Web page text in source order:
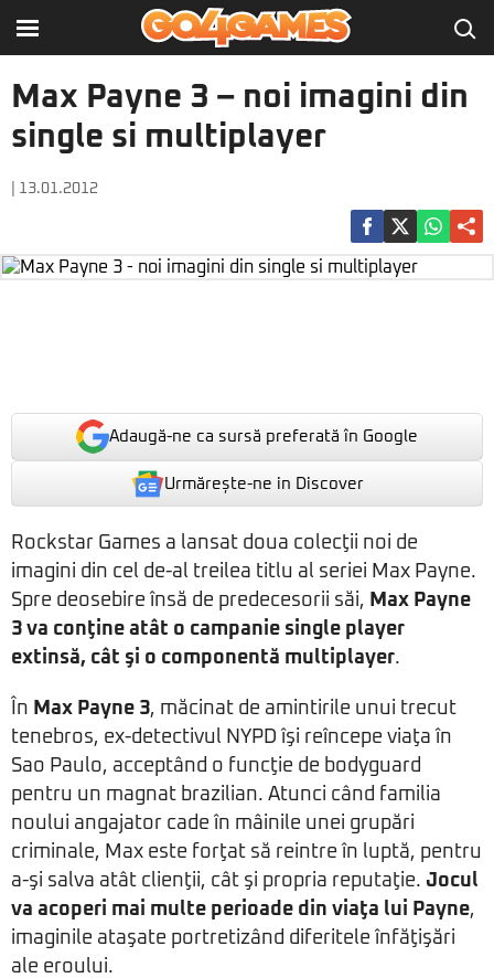
Max Payne 3 – noi imagini din
single si multiplayer
| 13.01.2012
Adaugă-ne ca sursă preferată în Google
Urmărește-ne in Discover
Rockstar Games a lansat doua colecţii noi de
imagini din cel de-al treilea titlu al seriei Max Payne.
Spre deosebire însă de predecesorii săi, Max Payne
3 va conţine atât o campanie single player
extinsă, cât şi o componentă multiplayer.
În Max Payne 3, măcinat de amintirile unui trecut
tenebros, ex-detectivul NYPD îşi reîncepe viaţa în
Sao Paulo, acceptând o funcţie de bodyguard
pentru un magnat brazilian. Atunci când familia
noului angajator cade în mâinile unei grupări
criminale, Max este forţat să reintre în luptă, pentru
a-şi salva atât clienţii, cât şi propria reputaţie. Jocul
va acoperi mai multe perioade din viaţa lui Payne,
imaginile ataşate portretizând diferitele înfăţişări
ale eroului.